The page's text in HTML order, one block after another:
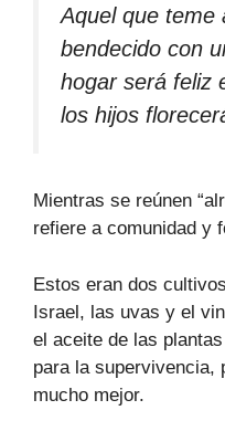
Aquel que teme
bendecido con
hogar será feliz
los hijos
Mientras se reúnen
refiere a comunidad y
Estos eran dos
Israel, las uvas y el
el aceite de las
para la supervivencia,
mucho mejor.